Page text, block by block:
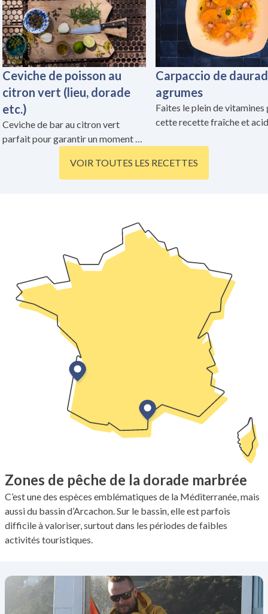
Ceviche de poisson au
citron vert (lieu, dorade
etc.)
Ceviche de bar au citron vert
parfait pour garantir un moment de
Carpaccio de
agrumes
Faites le plein de vitamines
cette recette fraîche et
crue et la fraîcheur des
VOIR TOUTES LES RECETTES
Zones de pêche de la dorade marbrée
C’est une des espèces emblématiques de la Méditerranée, mais
aussi du bassin d’Arcachon. Sur le bassin, elle est parfois
difficile à valoriser, surtout dans les périodes de faibles
activités touristiques.